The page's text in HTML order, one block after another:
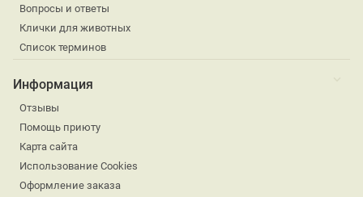
Вопросы и ответы
Клички для животных
Список терминов
Информация
Отзывы
Помощь приюту
Карта сайта
Использование Cookies
Оформление заказа